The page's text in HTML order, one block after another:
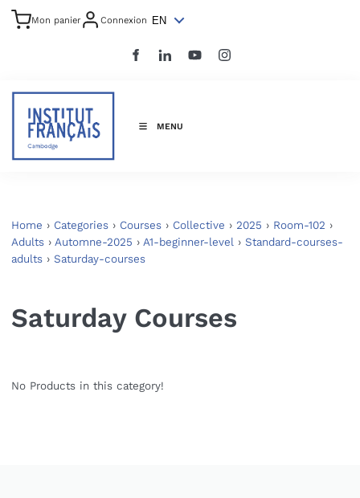
Mon panier Connexion EN
MENU
Home › Categories › Courses › Collective › 2025 › Room-102 ›
Adults › Automne-2025 › A1-beginner-level › Standard-courses-
adults › Saturday-courses
Saturday Courses
No Products in this category!